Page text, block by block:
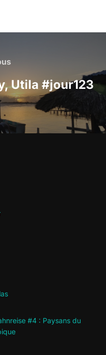
Utila #jour123
#4 : Paysans du